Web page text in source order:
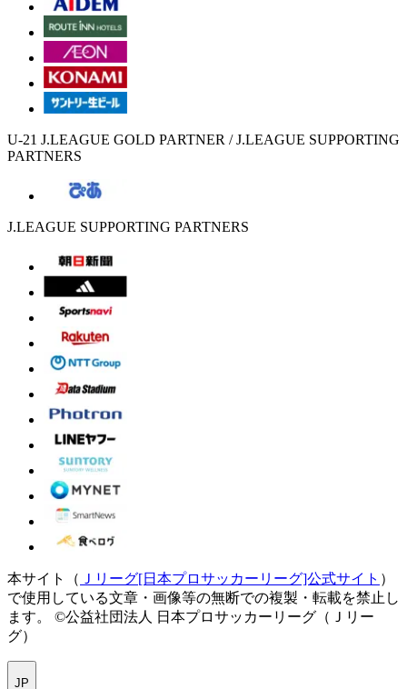
U-21 J.LEAGUE GOLD PARTNER / J.LEAGUE SUPPORTING
PARTNERS
J.LEAGUE SUPPORTING PARTNERS
本サイト（ Ｊリーグ[日本プロサッカーリーグ]公式サイト ）
で使用している文章・画像等の無断での複製・転載を禁止し
ます。
©公益社団法人 日本プロサッカーリーグ（Ｊリー
グ）
JP